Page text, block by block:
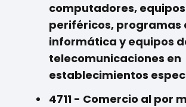
computadores, equipos
periféricos, programas
informática y equipos
telecomunicaciones en
establecimientos
4711 - Comercio al por